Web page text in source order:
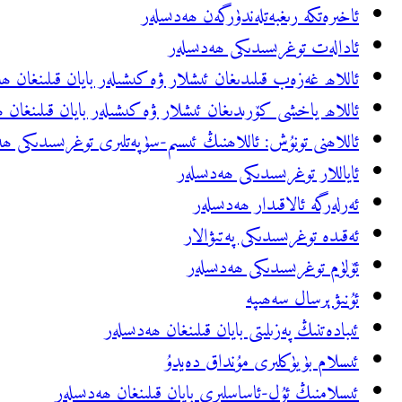
ئاخىرەتكە رىغبەتلەندۈرگەن ھەدىسلەر
ئادالەت توغرىسىدىكى ھەدىسلەر
ئاللاھ غەزەب قىلىدىغان ئىشلار ۋە كىشىلەر بايان قىلىنغان
ئاللاھ ياخشى كۆرىدىغان ئىشلار ۋە كىشىلەر بايان
ئاللاھنى تونۇش: ئاللاھنىڭ ئىسىم-سۈپەتلىرى توغرىسىدىكى
ئاياللار توغرىسىدىكى ھەدىسلەر
ئەرلەرگە ئالاقىدار ھەدىسلەر
ئەقىدە توغرىسىدىكى پەتىۋالار
ئۆلۈم توغرىسىدىكى ھەدىسلەر
ئۇنىۋېرسال سەھىپە
ئىبادەتنىڭ پەزىلىتى بايان قىلىنغان ھەدىسلەر
ئىسلام بۈيۈكلىرى مۇنداق دەيدۇ
ئىسلامنىڭ ئۇل-ئاساسلىرى بايان قىلىنغان ھەدىسلەر